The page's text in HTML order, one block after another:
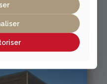
56 39
sa.fr